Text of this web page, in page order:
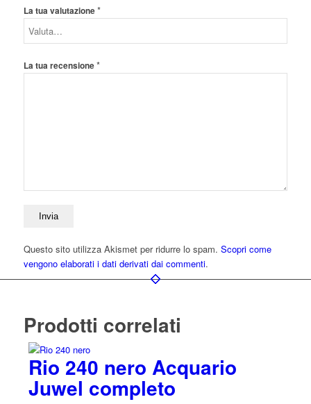
La tua valutazione*
La tua recensione*
Questo sito utilizza Akismet per ridurre lo spam. Scopri come
vengono elaborati i dati derivati dai commenti.
Prodotti correlati
Rio 240 nero Acquario
Juwel completo